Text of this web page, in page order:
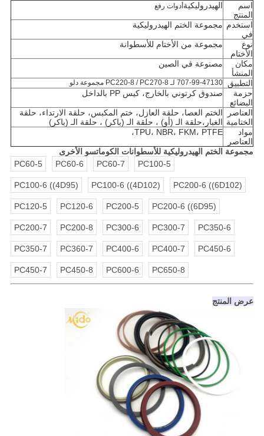
اسم
المنتج
الهيدروليكية أدوات رفع
استخدم
في
مجموعة الختم الهيدروليكية
نوع
الأختام
مجموعة من الأختام للأسطوانة
مكان
المنشأ
مصنوعة في الصين
التطبيق 707-99-47130 لـ PC220-8 / PC270-8 مجموعة دلو
حزمة
البضائع
صندوق كرتوني بالخارج، كيس PP بالداخل
العناصر
الختامية
الختم العصا، حلقة العازل، ختم المكبس، حلقة الارتداء، حلقة
الغبار،حلقة الـ (أو) ، حلقة الـ (باكر) ، حلقة الـ (باكر)
مواد
العناصر
TPU، NBR، FKM، PTFE،
مجموعة الختم الهيدروليكية للأسطوانات الكوماتسو الأخرى
PC60-5
PC60-6 PC60-7 PC100-5
PC100-6 ((4D95) PC100-6 ((4D102) PC200-6 ((6D102)
PC120-5 PC120-6 PC200-5 PC200-6 ((6D95)
PC200-7 PC200-8 PC300-6 PC300-7 PC350-6
PC350-7 PC360-7 PC400-6 PC400-7 PC450-6
PC450-7 PC450-8 PC600-6 PC650-8
عرض المنتج